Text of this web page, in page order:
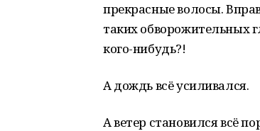
прекрасные волосы.
таких обворожительных
кого-нибудь?!
А дождь всё усиливался.
А ветер становился всё